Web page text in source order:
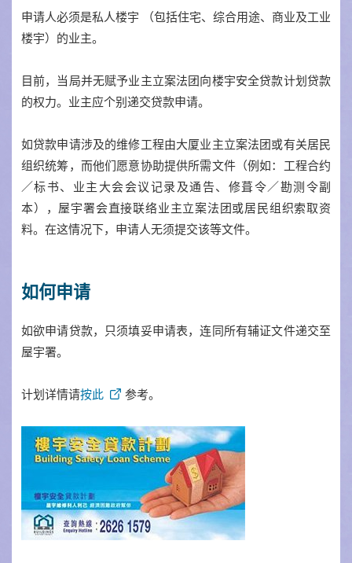
申请人必须是私人楼宇 （包括住宅、综合用途、商业及工业
楼宇）的业主。
目前，当局并无赋予业主立案法团向楼宇安全贷款计划贷款
的权力。业主应个别递交贷款申请。
如贷款申请涉及的维修工程由大厦业主立案法团或有关居民
组织统筹，而他们愿意协助提供所需文件（例如：工程合约
／标书、业主大会会议记录及通告、修葺令／勘测令副
本），屋宇署会直接联络业主立案法团或居民组织索取资
料。在这情况下，申请人无须提交该等文件。
如何申请
如欲申请贷款，只须填妥申请表，连同所有辅证文件递交至
屋宇署。
计划详情请按此 参考。